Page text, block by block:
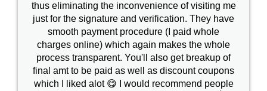
thus eliminating the inconvenience of visiting me
just for the signature and verification. They have
smooth payment procedure (I paid whole
charges online) which again makes the whole
process transparent. You'll also get breakup of
final amt to be paid as well as discount coupons
which I liked alot 😋 I would recommend people